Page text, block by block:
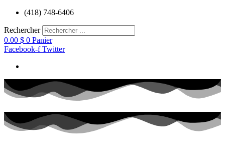
Aller
contenu
(418) 748-6406
Rechercher
0.00 $ 0 Panier
Facebook-f Twitter